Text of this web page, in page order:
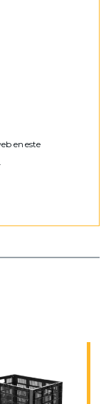
en este